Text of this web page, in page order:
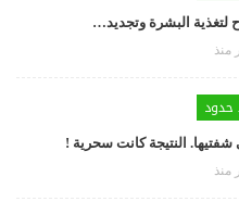
لتغذية البشرة وتجديد…
حدود
النتيجة كانت سحرية !